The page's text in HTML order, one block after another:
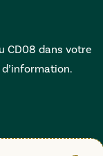
CD08 dans votre